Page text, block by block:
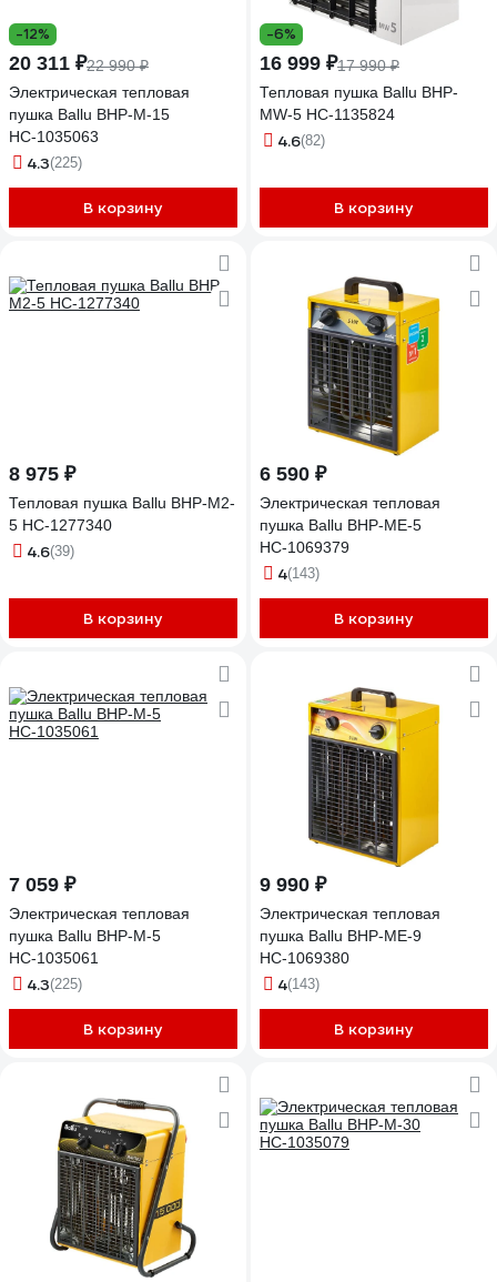
-12%
20 311 ₽22 990 ₽
Электрическая тепловая
пушка Ballu BHP-M-15
НС-1035063
4.3(225)
В корзину
-6%
16 999 ₽17 990 ₽
Тепловая пушка Ballu BHP-
MW-5 НС-1135824
4.6(82)
В корзину
8 975 ₽
Тепловая пушка Ballu BHP-M2-
5 НС-1277340
4.6(39)
В корзину
6 590 ₽
Электрическая тепловая
пушка Ballu BHP-ME-5
НС-1069379
4(143)
В корзину
7 059 ₽
Электрическая тепловая
пушка Ballu BHP-M-5
НС-1035061
4.3(225)
В корзину
9 990 ₽
Электрическая тепловая
пушка Ballu BHP-ME-9
НС-1069380
4(143)
В корзину